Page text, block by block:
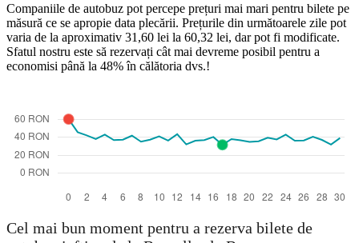
Companiile de autobuz pot percepe prețuri mai mari pentru bilete pe
măsură ce se apropie data plecării. Prețurile din următoarele zile pot
varia de la aproximativ 31,60 lei la 60,32 lei, dar pot fi modificate.
Sfatul nostru este să rezervați cât mai devreme posibil pentru a
economisi până la 48% în călătoria dvs.!
Cel mai bun moment pentru a rezerva bilete de